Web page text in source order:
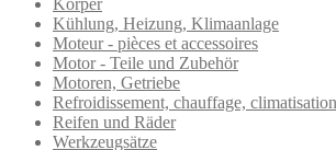
Körper
Kühlung, Heizung, Klimaanlage
Moteur - pièces et accessoires
Motor - Teile und Zubehör
Motoren, Getriebe
Refroidissement, chauffage, climatisation
Reifen und Räder
Werkzeugsätze